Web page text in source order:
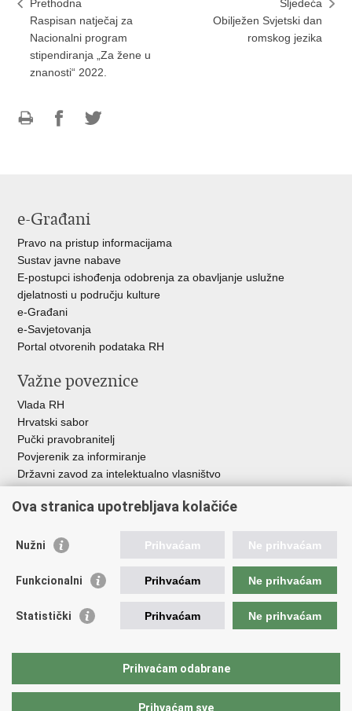
Prethodna
Raspisan natječaj za
Nacionalni program
stipendiranja „Za žene u
znanosti“ 2022.
Sljedeća
Obilježen Svjetski dan
romskog jezika
e-Građani
Pravo na pristup informacijama
Sustav javne nabave
E-postupci ishođenja odobrenja za obavljanje uslužne
djelatnosti u području kulture
e-Građani
e-Savjetovanja
Portal otvorenih podataka RH
Važne poveznice
Vlada RH
Hrvatski sabor
Pučki pravobranitelj
Povjerenik za informiranje
Državni zavod za intelektualno vlasništvo
HAKOM
Ostale poveznice
Hrvatski audiovizualni centar
Creative Europe
EU National Institutes for Culture
Međunarodni centar za podvodnu arheologiju u Zadru (MCPA)
Ova stranica upotrebljava kolačiće
Nužni Prihvaćam Ne prihvaćam
Funkcionalni Prihvaćam Ne prihvaćam
Statistički Prihvaćam Ne prihvaćam
Prihvaćam odabrane
Prihvaćam sve